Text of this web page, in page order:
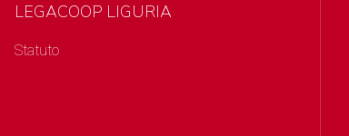
LEGACOOP LIGURIA
Statuto